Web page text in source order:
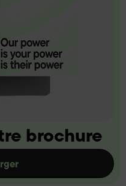
brochure